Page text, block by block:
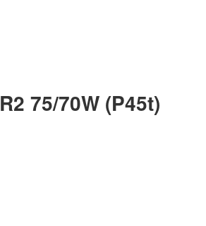
75/70W (P45t)